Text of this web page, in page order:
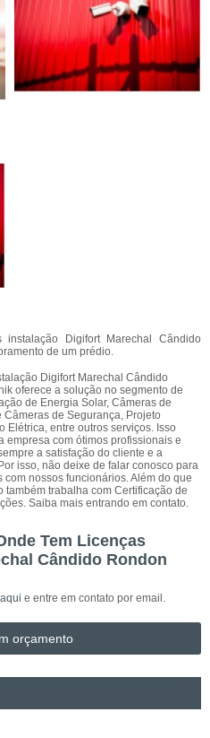
Digifort Marechal Cândido
de um prédio.
Digifort Marechal Cândido
oferece a solução no segmento de
de Energia Solar, Câmeras de
de Segurança, Projeto
Elétrica, entre outros serviços. Isso
empresa com ótimos profissionais e
a satisfação do cliente e a
isso, não deixe de falar conosco para
nossos funcionários. Além do que
trabalha com Certificação de
Saiba mais entrando em contato.
Tem Licenças
Cândido Rondon
e entre em contato por email.
orçamento